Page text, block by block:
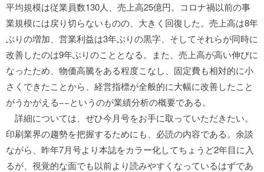
平均規模は従業員数130人、売上高25億円。 コロナ禍以前の事
業規模には戻り切らないものの、大きく回復した。売上高は8年
ぶりの増加、営業利益は3年ぶりの黒字、そしてそれらが同時に
改善したのは9年ぶりのこととなる。また、売上高が高い伸びに
なったため、物価高騰をある程度こなし、固定費も相対的に小
さくできたことから、経営指標が全般的に大幅に改善したこと
がうかがえる−−というのが業績分析の概要である。
詳細については、ぜひ今月号をお手に取っていただきたい。
印刷業界の趨勢を把握するためにも、必読の内容である。余談
ながら、昨年7月号より本誌をカラー化してちょうど2年目に入
るが、視覚的な面でも以前より読みやすくなっているはずであ